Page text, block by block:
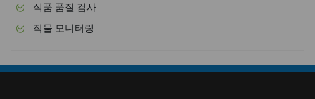
식품 품질 검사
작물 모니터링